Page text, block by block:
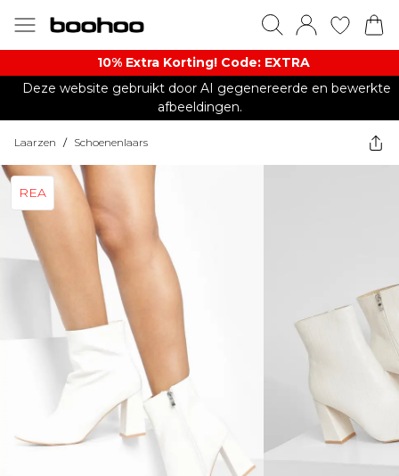
10% Extra Korting! Code: EXTRA​
Deze website gebruikt door AI gegenereerde en bewerkte
afbeeldingen.
Laarzen / Schoenenlaars
REA